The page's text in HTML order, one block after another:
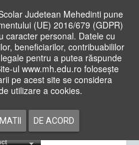
Judetean Mehedinti pune
(UE) 2016/679 (GDPR)
caracter personal. Datele cu
beneficiarilor, contribuabililor
pentru a putea răspunde
ul www.mh.edu.ro folosește
pe acest site se considera
utilizare a cookies.
DE ACORD